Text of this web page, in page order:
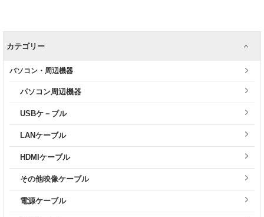
カテゴリー
パソコン・周辺機器
パソコン周辺機器
USBケ－ブル
LANケーブル
HDMIケーブル
その他映像ケーブル
電源ケーブル